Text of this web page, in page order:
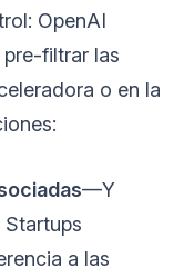
OpenAI
filtrar las
o en la
—Y
a las